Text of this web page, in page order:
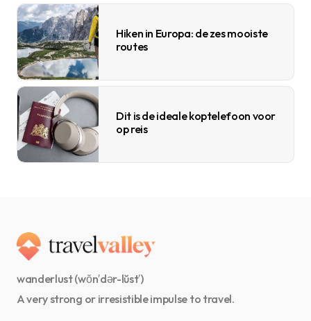
Hiken in Europa: de zes mooiste
routes
Dit is de ideale koptelefoon voor
op reis
wanderlust (wŏn′dər-lŭst′)
A very strong or irresistible impulse to travel.